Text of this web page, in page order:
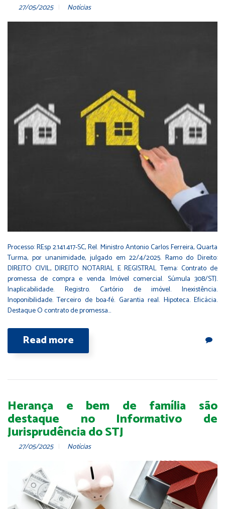
27/05/2025 Notícias
Processo: REsp 2.141.417-SC, Rel. Ministro Antonio Carlos Ferreira, Quarta
Turma, por unanimidade, julgado em 22/4/2025. Ramo do Direito:
DIREITO CIVIL, DIREITO NOTARIAL E REGISTRAL Tema: Contrato de
promessa de compra e venda. Imóvel comercial. Súmula 308/STJ.
Inaplicabilidade. Registro. Cartório de imóvel. Inexistência.
Inoponibilidade. Terceiro de boa-fé. Garantia real. Hipoteca. Eficácia.
Destaque O contrato de promessa…
Read more
Herança e bem de família são
destaque no Informativo de
Jurisprudência do STJ
27/05/2025 Notícias